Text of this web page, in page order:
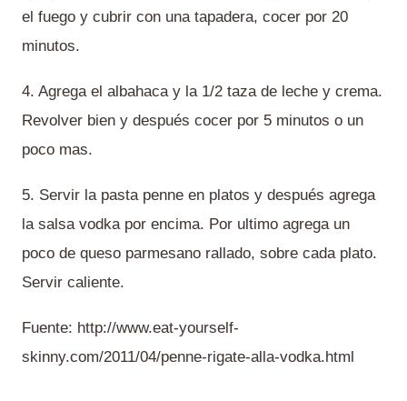
el fuego y cubrir con una tapadera, cocer por 20
minutos.
4. Agrega el albahaca y la 1/2 taza de leche y crema.
Revolver bien y después cocer por 5 minutos o un
poco mas.
5. Servir la pasta penne en platos y después agrega
la salsa vodka por encima. Por ultimo agrega un
poco de queso parmesano rallado, sobre cada plato.
Servir caliente.
Fuente: http://www.eat-yourself-
skinny.com/2011/04/penne-rigate-alla-vodka.html